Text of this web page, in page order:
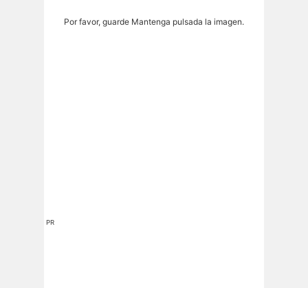
Por favor, guarde Mantenga pulsada la imagen.
PR